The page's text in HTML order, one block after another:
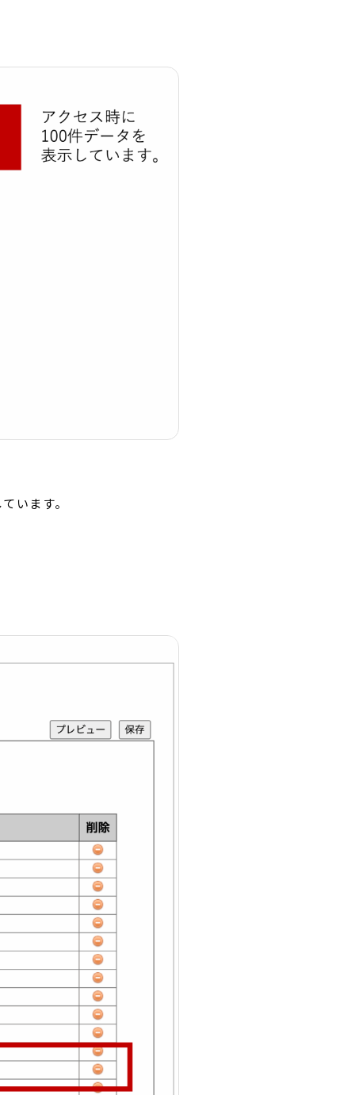
います。